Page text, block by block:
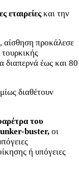
εταιρείεςκαι την
αίσθηση προκάλεσε
διαπερνά έως και 80
διαθέτουν
του
buster, οι
ή υπόγειες